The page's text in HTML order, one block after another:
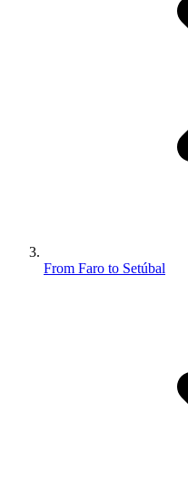
From Faro to Setúbal